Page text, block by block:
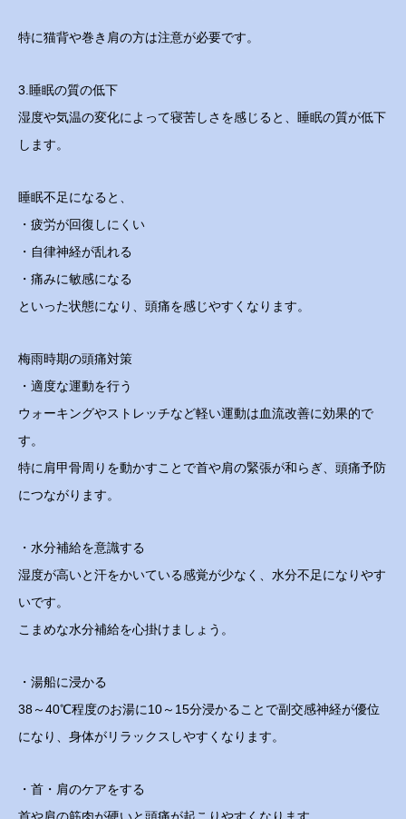
特に猫背や巻き肩の方は注意が必要です。
3.睡眠の質の低下
湿度や気温の変化によって寝苦しさを感じると、睡眠の質が低下
します。
睡眠不足になると、
・疲労が回復しにくい
・自律神経が乱れる
・痛みに敏感になる
といった状態になり、頭痛を感じやすくなります。
梅雨時期の頭痛対策
・適度な運動を行う
ウォーキングやストレッチなど軽い運動は血流改善に効果的で
す。
特に肩甲骨周りを動かすことで首や肩の緊張が和らぎ、頭痛予防
につながります。
・水分補給を意識する
湿度が高いと汗をかいている感覚が少なく、水分不足になりやす
いです。
こまめな水分補給を心掛けましょう。
・湯船に浸かる
38～40℃程度のお湯に10～15分浸かることで副交感神経が優位
になり、身体がリラックスしやすくなります。
・首・肩のケアをする